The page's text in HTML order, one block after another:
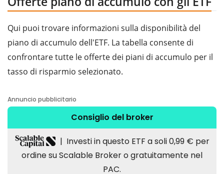
Qui puoi trovare informazioni sulla disponibilità del
piano di accumulo dell'ETF. La tabella consente di
confrontare tutte le offerte dei piani di accumulo per il
tasso di risparmio selezionato.